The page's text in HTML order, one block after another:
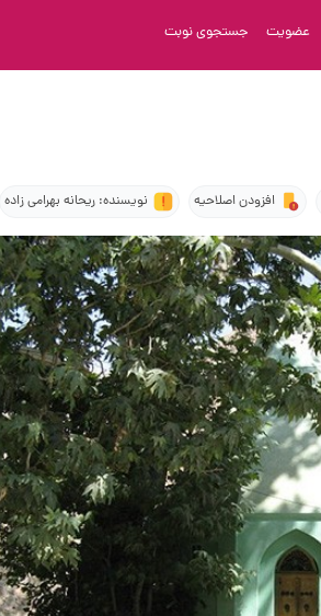
عضویت جستجوی نوبت
افزودن اصلاحیه نویسنده: ریحانه بهرامی زاده